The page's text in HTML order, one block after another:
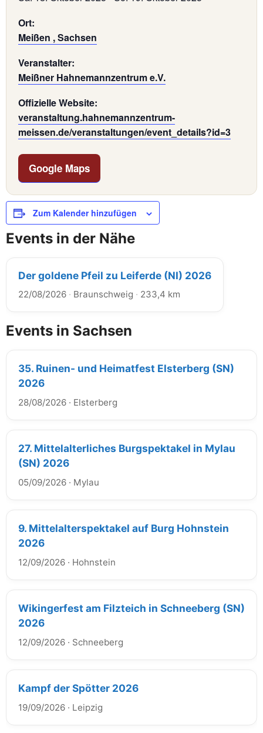
Ort:
Meißen , Sachsen
Veranstalter:
Meißner Hahnemannzentrum e.V.
Offizielle Website:
veranstaltung.hahnemannzentrum-
meissen.de/veranstaltungen/event_details?id=3
Google Maps
Zum Kalender hinzufügen
Events in der Nähe
Der goldene Pfeil zu Leiferde (NI) 2026
22/08/2026 · Braunschweig · 233,4 km
Events in Sachsen
35. Ruinen- und Heimatfest Elsterberg (SN)
2026
28/08/2026 · Elsterberg
27. Mittelalterliches Burgspektakel in Mylau
(SN) 2026
05/09/2026 · Mylau
9. Mittelalterspektakel auf Burg Hohnstein
2026
12/09/2026 · Hohnstein
Wikingerfest am Filzteich in Schneeberg (SN)
2026
12/09/2026 · Schneeberg
Kampf der Spötter 2026
19/09/2026 · Leipzig